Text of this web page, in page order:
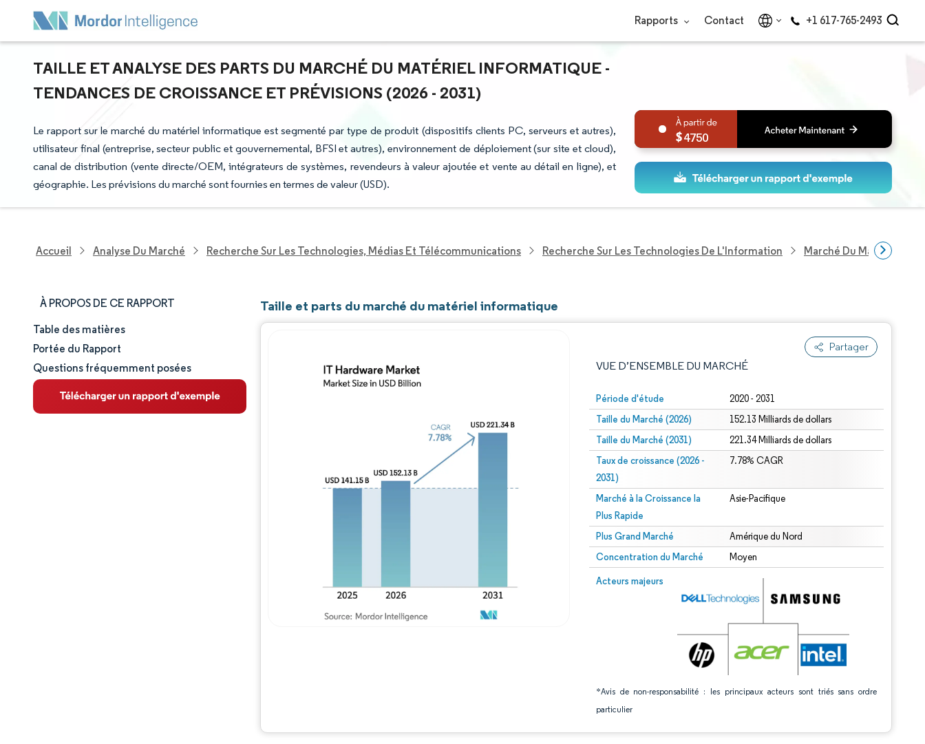
Rapports Contact +1 617-765-2493
TAILLE ET ANALYSE DES PARTS DU MARCHÉ DU MATÉRIEL INFORMATIQUE -
TENDANCES DE CROISSANCE ET PRÉVISIONS (2026 - 2031)
Le rapport sur le marché du matériel informatique est segmenté par type de produit (dispositifs clients PC, serveurs et autres),
utilisateur final (entreprise, secteur public et gouvernemental, BFSI et autres), environnement de déploiement (sur site et cloud),
canal de distribution (vente directe/OEM, intégrateurs de systèmes, revendeurs à valeur ajoutée et vente au détail en ligne), et
géographie. Les prévisions du marché sont fournies en termes de valeur (USD).
4750
Accueil Analyse Du Marché Recherche Sur Les Technologies, Médias Et Télécommunications Recherche Sur Les Technologies De L'Information Marché Du Matériel
À PROPOS DE CE RAPPORT
Taille et part de marché
Analyse du marché
Tendances et perspectives
Table des matières
Portée du Rapport
Questions fréquemment posées
Taille et parts du marché du matériel informatique
Partager
VUE D’ENSEMBLE DU MARCHÉ
Période d'étude 2020 - 2031
Taille du Marché (2026) 152.13 Milliards de dollars
Taille du Marché (2031) 221.34 Milliards de dollars
Taux de croissance (2026 -
2031)
7.78% CAGR
Marché à la Croissance la
Plus Rapide
Asie-Pacifique
Plus Grand Marché Amérique du Nord
Concentration du Marché Moyen
Acteurs majeurs
*Avis de non-responsabilité : les principaux acteurs sont triés sans ordre
particulier
Image © Mordor Intelligence. La réutilisation nécessite une attribution sous CC BY 4.0.
Image © Mordor Intelligence. La réutilisation nécessite une attribution sous CC BY 4.0.